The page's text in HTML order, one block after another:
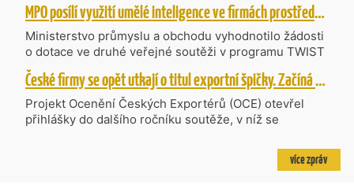
CzechBusiness, která propojuje dosavadní
kompetence agentur CzechTrade a CzechInvest.
Firmám nabídne jednoho partnera pro rozvoj od
inovací až po zahraniční expanzi.
MPO posílí využití umělé inteligence ve firmách prostřednictvím 40 projektů z programu TWIST
Ministerstvo průmyslu a obchodu vyhodnotilo žádosti
o dotace ve druhé veřejné soutěži v programu TWIST
– Transfer, Výzkum, Vývoj a Inovace pro Strategické
Technologie, do které bylo podáno 318 návrhů
projektů požadujících dotaci o celkovém objemu 4,27
mld. Kč. Částkou 630 mil. Kč bude podpořeno čtyřicet
nejlépe hodnocených projektů zaměřených na
výzkum v oblasti umělé inteligence a její aplikace do
podnikových procesů a do vývoje nových produktů na
České firmy se opět utkají o titul exportní špičky. Začíná další ročník Ocenění Českých Exportérů
Projekt Ocenění Českých Exportérů (OCE) otevřel
přihlášky do dalšího ročníku soutěže, v níž se
Projekt dlouhodobě vyzdvihuje, podporuje a oceňuje
podniky, které úspěšně prosazují své produkty avíce zpráv